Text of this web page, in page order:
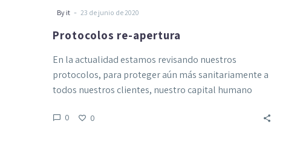
By it - 23 de junio de 2020
Protocolos re-apertura
En la actualidad estamos revisando nuestros
protocolos, para proteger aún más sanitariamente a
todos nuestros clientes, nuestro capital humano
0 0